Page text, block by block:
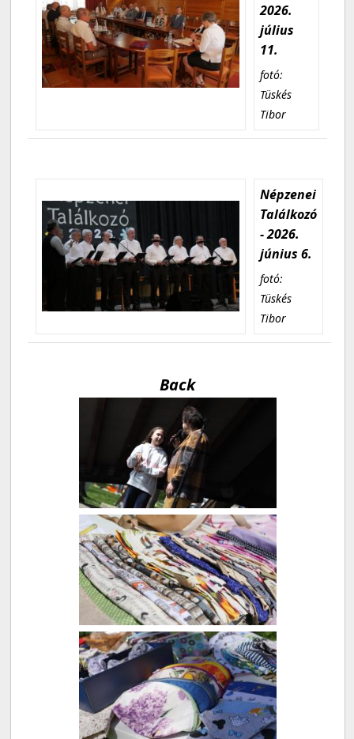
2026.
július
11.
fotó:
Tüskés
Tibor
Népzenei
Találkozó
- 2026.
június 6.
fotó:
Tüskés
Tibor
Back